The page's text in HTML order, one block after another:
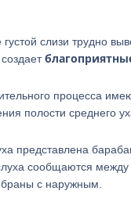
слизи трудно
процесса
полости среднего
представлена
сообщаются
с наружным.